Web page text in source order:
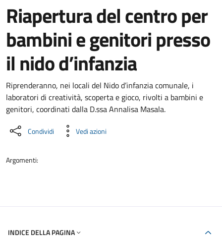
Riapertura del centro per
bambini e genitori presso
il nido d’infanzia
Dettaglio del documento
Riprenderanno, nei locali del Nido d’infanzia comunale, i
laboratori di creatività, scoperta e gioco, rivolti a bambini e
genitori, coordinati dalla D.ssa Annalisa Masala.
Condividi Vedi azioni
Argomenti:
INDICE DELLA PAGINA